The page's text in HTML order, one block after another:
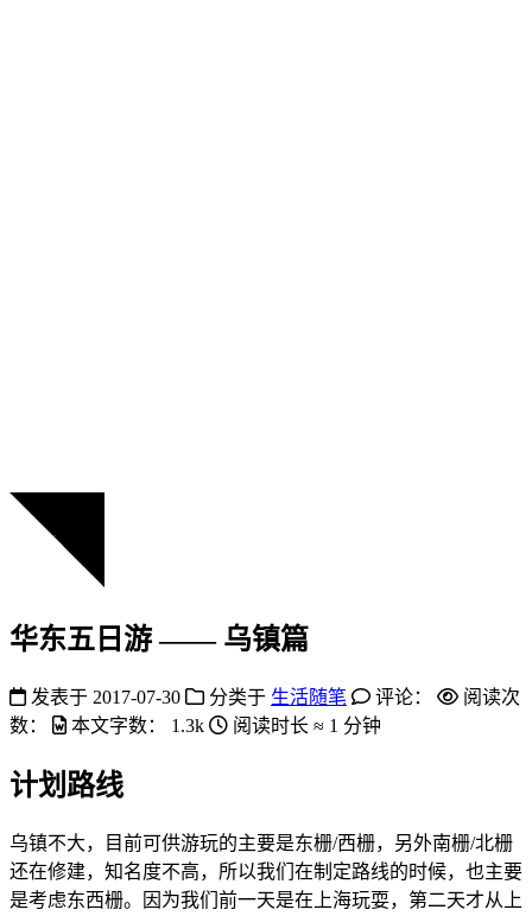
华东五日游 —— 乌镇篇
发表于 2017-07-30 分类于 生活随笔 评论：
阅读次
数：
本文字数： 1.3k 阅读时长 ≈ 1 分钟
计划路线
乌镇不大，目前可供游玩的主要是东栅/西栅，另外南栅/北栅
还在修建，知名度不高，所以我们在制定路线的时候，也主要
是考虑东西栅。因为我们前一天是在上海玩耍，第二天才从上